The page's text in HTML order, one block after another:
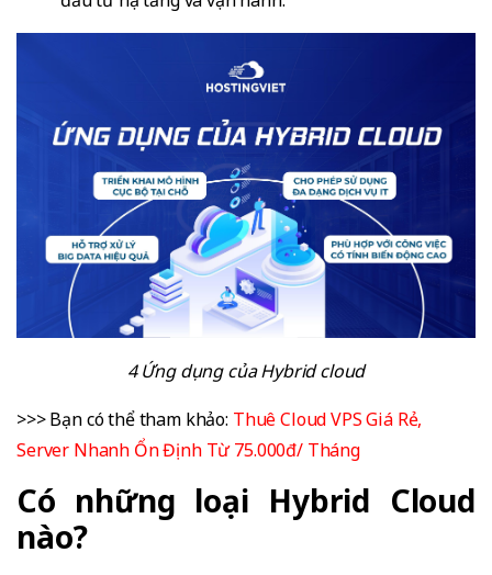
4 Ứng dụng của Hybrid cloud
>>> Bạn có thể tham khảo: Thuê Cloud VPS Giá Rẻ,
Server Nhanh Ổn Định Từ 75.000đ/ Tháng
Có những loại Hybrid Cloud
nào?